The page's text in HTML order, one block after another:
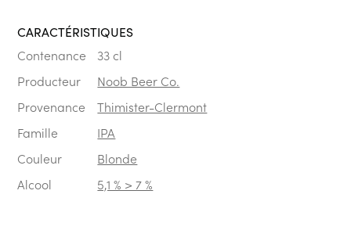
CARACTÉRISTIQUES
Contenance
33 cl
Producteur
Noob Beer Co.
Provenance
Thimister-Clermont
Famille
IPA
Couleur
Blonde
Alcool
5,1 % > 7 %